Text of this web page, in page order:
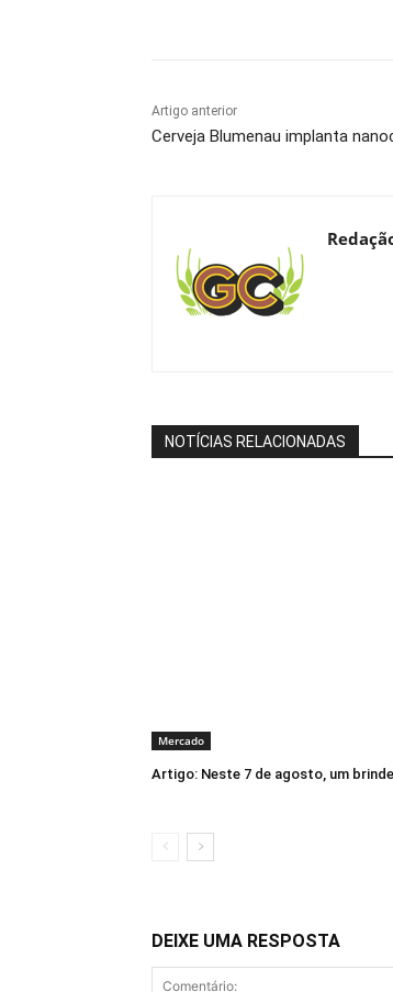
Artigo anterior
Cerveja Blumenau implanta
NOTÍCIAS RELACIONADAS
Mercado
Artigo: Neste 7 de agosto, um
DEIXE UMA RESPOSTA